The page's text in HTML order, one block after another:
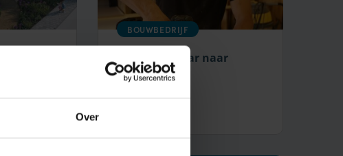
Over
BOUWBEDRIJF
Van gymleraar naar
timmerman
Bekijken